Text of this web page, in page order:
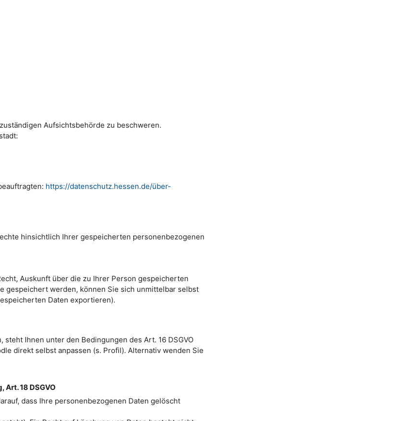
Aufsichtsbehörde zu beschweren.
https://datenschutz.hessen.de/über-
hinsichtlich Ihrer gespeicherten personenbezogenen
Auskunft über die zu Ihrer Person gespeicherten
gespeichert werden, können Sie sich unmittelbar selbst
Daten exportieren).
Ihnen unter den Bedingungen des Art. 16 DSGVO
direkt selbst anpassen (s. Profil). Alternativ wenden Sie
Art. 18 DSGVO
dass Ihre personenbezogenen Daten gelöscht